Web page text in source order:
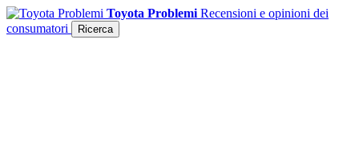
Toyota Problemi Recensioni e opinioni dei
consumatori
Ricerca